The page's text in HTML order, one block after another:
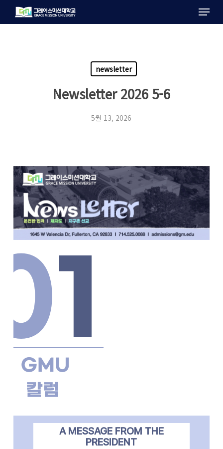
Menu
newsletter
Newsletter 2026 5-6
5월 13, 2026
2026 5-6
1
GMU
칼럼
A MESSAGE FROM THE
PRESIDENT